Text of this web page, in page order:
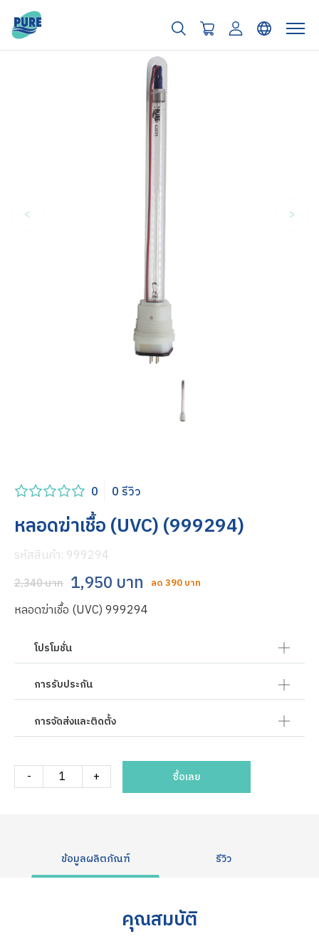
0 0 รีวิว
หลอดฆ่าเชื้อ (UVC) (999294)
รหัสสินค้า: 999294
2,340 บาท 1,950 บาท ลด 390 บาท
หลอดฆ่าเชื้อ (UVC) 999294
โปรโมชั่น
การรับประกัน
การจัดส่งและติดตั้ง
- + ซื้อเลย
ข้อมูลผลิตภัณฑ์ รีวิว
คุณสมบัติ